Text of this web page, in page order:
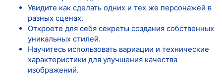
Увидите как сделать одних и тех же персонажей в
разных сценах.
Откроете для себя секреты создания собственных
уникальных стилей.
Научитесь использовать вариации и технические
характеристики для улучшения качества
изображений.